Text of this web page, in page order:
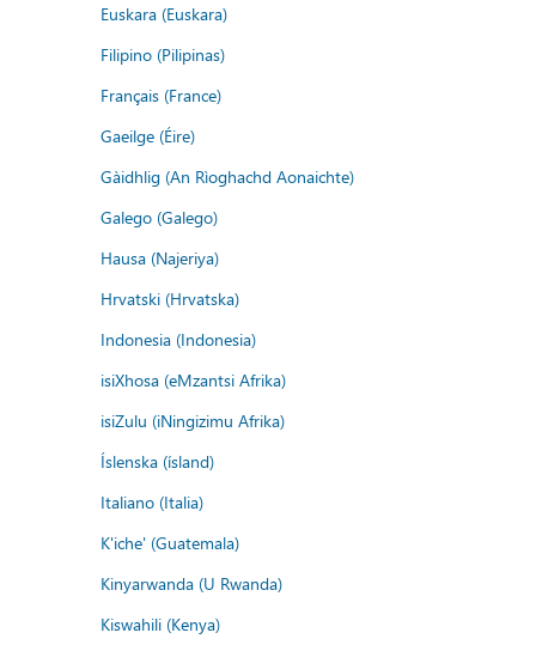
Euskara (Euskara)
Filipino (Pilipinas)
Français (France)
Gaeilge (Éire)
Gàidhlig (An Rìoghachd Aonaichte)
Galego (Galego)
Hausa (Najeriya)
Hrvatski (Hrvatska)
Indonesia (Indonesia)
isiXhosa (eMzantsi Afrika)
isiZulu (iNingizimu Afrika)
Íslenska (ísland)
Italiano (Italia)
K'iche' (Guatemala)
Kinyarwanda (U Rwanda)
Kiswahili (Kenya)